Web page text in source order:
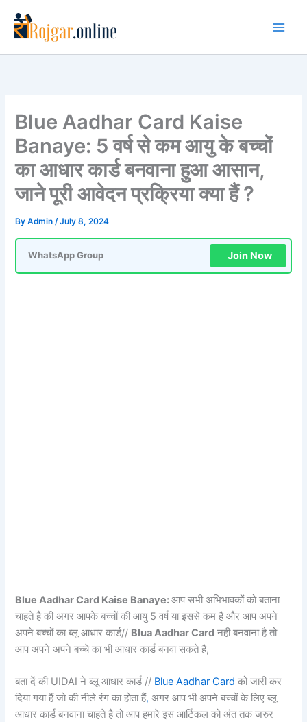
content
Blue Aadhar Card Kaise
Banaye: 5 वर्ष से कम आयु के बच्चों
का आधार कार्ड बनवाना हुआ आसान,
जाने पूरी आवेदन प्रक्रिया क्या हैं ?
ByAdmin/July 8, 2024
WhatsApp Group Join Now
Blue Aadhar Card Kaise Banaye:आप सभी अभिभावकों को बताना
चाहते है की अगर आपके बच्चों की आयु 5 वर्ष या इससे कम है और आप अपने
अपने बच्चों का ब्लू आधार कार्ड// Blua Aadhar Card नही बनवाना है तो
आप अपने अपने बच्चे का भी आधार कार्ड बनवा सकते है,
बता दें की UIDAI ने ब्लू आधार कार्ड // Blue Aadhar Card को जारी कर
दिया गया हैं जो की नीले रंग का होता हैं, अगर आप भी अपने बच्चों के लिए ब्लू
आधार कार्ड बनवाना चाहते है तो आप हमारे इस आर्टिकल को अंत तक जरुर